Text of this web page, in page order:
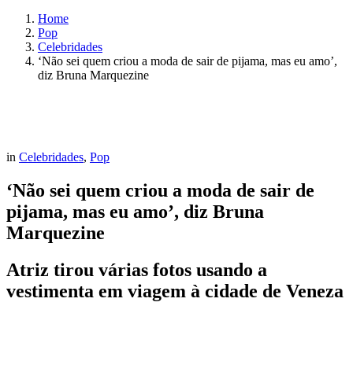
Home
Pop
Celebridades
‘Não sei quem criou a moda de sair de pijama, mas eu amo’,
diz Bruna Marquezine
in Celebridades, Pop
‘Não sei quem criou a moda de sair de
pijama, mas eu amo’, diz Bruna
Marquezine
Atriz tirou várias fotos usando a
vestimenta em viagem à cidade de Veneza